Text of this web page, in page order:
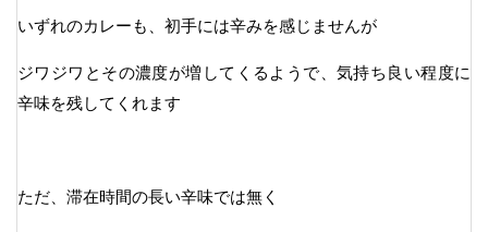
いずれのカレーも、初手には辛みを感じませんが
ジワジワとその濃度が増してくるようで、気持ち良い程度に
辛味を残してくれます
ただ、滞在時間の長い辛味では無く